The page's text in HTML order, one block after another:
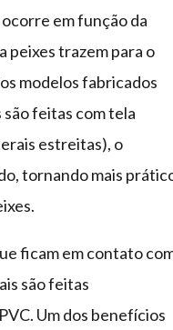
em função da
peixes trazem para o
modelos fabricados
são feitas com tela
estreitas), o
tornando mais
ficam em contato
são feitas
Um dos benefícios